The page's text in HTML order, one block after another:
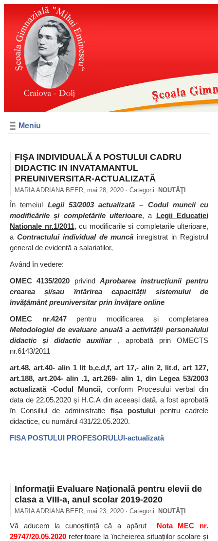
Meniu
FIŞA INDIVIDUALĂ A POSTULUI CADRU
DIDACTIC IN INVATAMANTUL
PREUNIVERSITAR-ACTUALIZATĂ
MARIA ADRIANA BEER, mai 28, 2020 · Categorii: NOUTĂŢI
În temeiul Legii 53/2003 actualizată – Codul muncii cu
modificările și completările ulterioare, a Legii Educatiei
Nationale nr.1/2011, cu modificarile si completarile ulterioare,
a Contractului individual de muncă inregistrat in Registrul
general de evidentă a salariatilor,
Având în vedere:
OMEC 4135/2020 privindAprobarea instrucțiunii pentru
crearea și/sau întărirea capacității sistemului de
învățământ preuniversitar prin învățare online
OMEC nr.4247pentru modificarea și completarea
Metodologiei de evaluare anuală a activității personalului
didactic și didactic auxiliar, aprobată prin OMECTS
nr.6143/2011
art.48, art.40- alin 1 lit b,c,d,f, art 17,- alin 2, lit.d, art 127,
art.188, art.204- alin .1, art.269- alin 1, din Legea 53/2003
actualizată -Codul Muncii, conform Procesului verbal din
data de 22.05.2020 și H.C.A din aceeași dată, a fost aprobată
în Consiliul de administratie fișa postului pentru cadrele
didactice, cu numărul 431/22.05.2020.
FISA POSTULUI PROFESORULUI-actualizată
Informații Evaluare Națională pentru elevii de
clasa a VIII-a, anul scolar 2019-2020
MARIA ADRIANA BEER, mai 23, 2020 · Categorii: NOUTĂŢI
Vă aducem la cunoștiință că a apărut Nota MEC nr.
29747/20.05.2020 referitoare la încheierea situațiilor școlare și